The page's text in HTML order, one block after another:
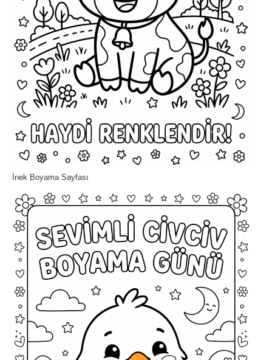
İnek Boyama Sayfası